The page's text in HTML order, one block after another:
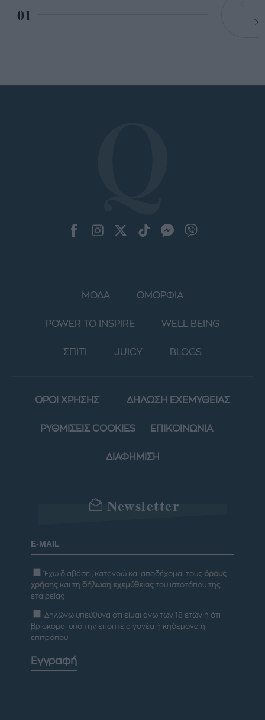
01
ΜΟΔΑ ΟΜΟΡΦΙΑ
POWER TO INSPIRE WELL BEING
ΣΠΙΤΙ JUICY BLOGS
ΟΡΟΙ ΧΡΗΣΗΣ ΔΗΛΩΣΗ ΕΧΕΜΥΘΕΙΑΣ
ΡΥΘΜΙΣΕΙΣ COOKIES ΕΠΙΚΟΙΝΩΝΙΑ
ΔΙΑΦΗΜΙΣΗ
Newsletter
Έχω διαβάσει, κατανοώ και αποδέχομαι τους όρους
χρήσης και τη δήλωση εχεμύθειας του ιστοτόπου της
εταιρείας
Δηλώνω υπεύθυνα ότι είμαι άνω των 18 ετών ή ότι
βρίσκομαι υπό την εποπτεία γονέα ή κηδεμόνα ή
επιτρόπου
Εγγραφή